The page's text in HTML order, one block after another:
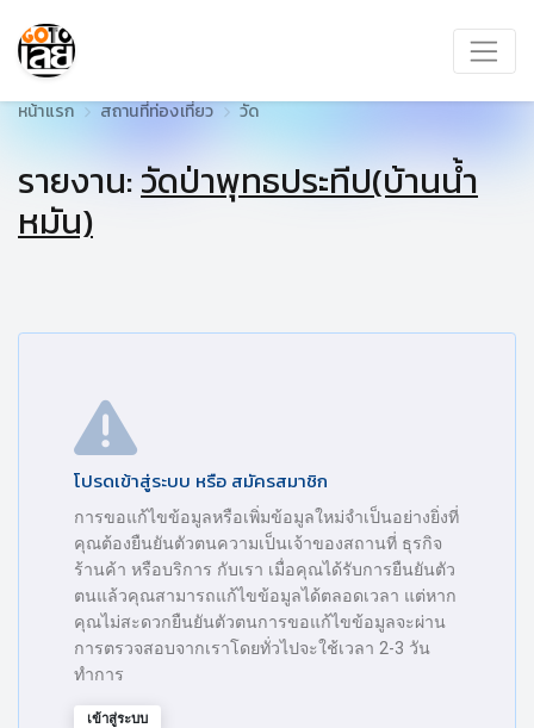
หน้าแรก สถานที่ท่องเที่ยว วัด
รายงาน:วัดป่าพุทธประทีป(บ้านน้ำ
หมัน)
โปรดเข้าสู่ระบบ หรือ สมัครสมาชิก
การขอแก้ไขข้อมูลหรือเพิ่มข้อมูลใหม่จำเป็นอย่างยิ่งที่
คุณต้องยืนยันตัวตนความเป็นเจ้าของสถานที่ ธุรกิจ
ร้านค้า หรือบริการ กับเรา เมื่อคุณได้รับการยืนยันตัว
ตนแล้วคุณสามารถแก้ไขข้อมูลได้ตลอดเวลา แต่หาก
คุณไม่สะดวกยืนยันตัวตนการขอแก้ไขข้อมูลจะผ่าน
การตรวจสอบจากเราโดยทั่วไปจะใช้เวลา 2-3 วัน
ทำการ
เข้าสู่ระบบ